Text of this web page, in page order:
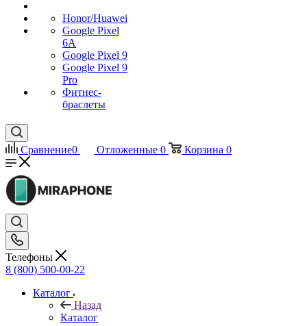
Honor/Huawei
Google Pixel
6A
Google Pixel 9
Google Pixel 9
Pro
Фитнес-
браслеты
Сравнение0 Отложенные 0 Корзина 0
Телефоны
8 (800) 500-00-22
Каталог
Назад
Каталог